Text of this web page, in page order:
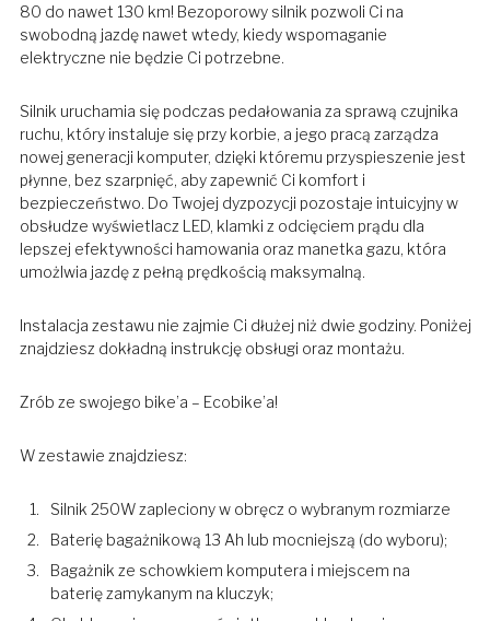
80 do nawet 130 km! Bezoporowy silnik pozwoli Ci na
swobodną jazdę nawet wtedy, kiedy wspomaganie
elektryczne nie będzie Ci potrzebne.
Silnik uruchamia się podczas pedałowania za sprawą czujnika
ruchu, który instaluje się przy korbie, a jego pracą zarządza
nowej generacji komputer, dzięki któremu przyspieszenie jest
płynne, bez szarpnięć, aby zapewnić Ci komfort i
bezpieczeństwo. Do Twojej dyzpozycji pozostaje intuicyjny w
obsłudze wyświetlacz LED, klamki z odcięciem prądu dla
lepszej efektywności hamowania oraz manetka gazu, która
umożlwia jazdę z pełną prędkością maksymalną.
Instalacja zestawu nie zajmie Ci dłużej niż dwie godziny. Poniżej
znajdziesz dokładną instrukcję obsługi oraz montażu.
Zrób ze swojego bike’a – Ecobike’a!
W zestawie znajdziesz:
Silnik 250W zapleciony w obręcz o wybranym rozmiarze
Baterię bagażnikową 13 Ah lub mocniejszą (do wyboru);
Bagażnik ze schowkiem komputera i miejscem na
baterię zamykanym na kluczyk;